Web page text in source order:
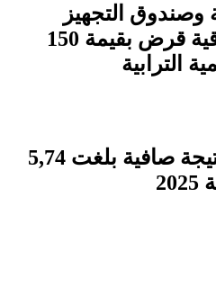
وصندوق التجهيز
الجماعي يوقعان اتفاقية قرض بقيمة 150
الترابية
بنك المغرب يسجل نتيجة صافية بلغت 5,74